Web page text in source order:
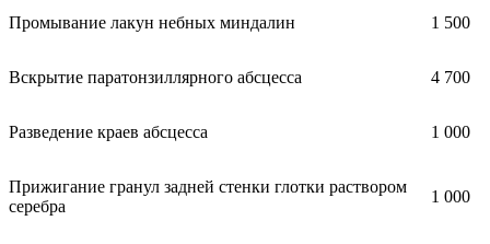
Промывание лакун небных миндалин 1 500
Вскрытие паратонзиллярного абсцесса 4 700
Разведение краев абсцесса 1 000
Прижигание гранул задней стенки глотки раствором
серебра
1 000